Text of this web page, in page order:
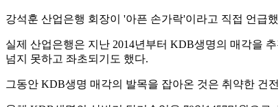
강석훈 산업은행 회장이 '아픈 손가락'이라고 직접 언급
실제 산업은행은 지난 2014년부터 KDB생명의 매각을
넘지 못하고 좌초되기도 했다.
그동안 KDB생명 매각의 발목을 잡아온 것은 취약한 건